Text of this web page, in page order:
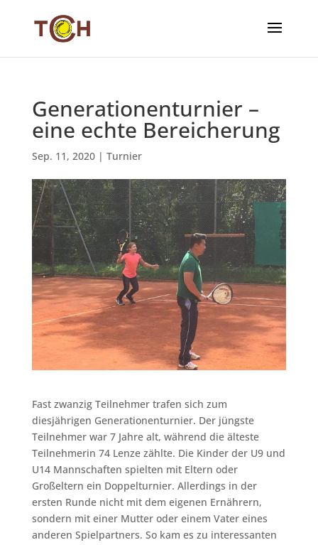
Generationenturnier –
eine echte Bereicherung
Sep. 11, 2020| Turnier
Fast zwanzig Teilnehmer trafen sich zum
diesjährigen Generationenturnier. Der jüngste
Teilnehmer war 7 Jahre alt, während die älteste
Teilnehmerin 74 Lenze zählte. Die Kinder der U9 und
U14 Mannschaften spielten mit Eltern oder
Großeltern ein Doppelturnier. Allerdings in der
ersten Runde nicht mit dem eigenen Ernährern,
sondern mit einer Mutter oder einem Vater eines
anderen Spielpartners. So kam es zu interessanten